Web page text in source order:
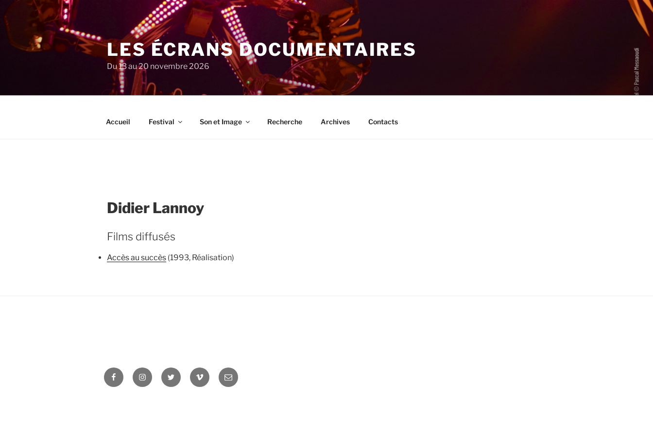
au
contenu
principal
LES ÉCRANS DOCUMENTAIRES
Du 13 au 20 novembre 2026
Accueil Festival Son et Image Recherche Archives Contacts
Didier Lannoy
Films diffusés
Accès au succès (1993, Réalisation)
FacebookInstagramTwitter Vimeo Newsletter